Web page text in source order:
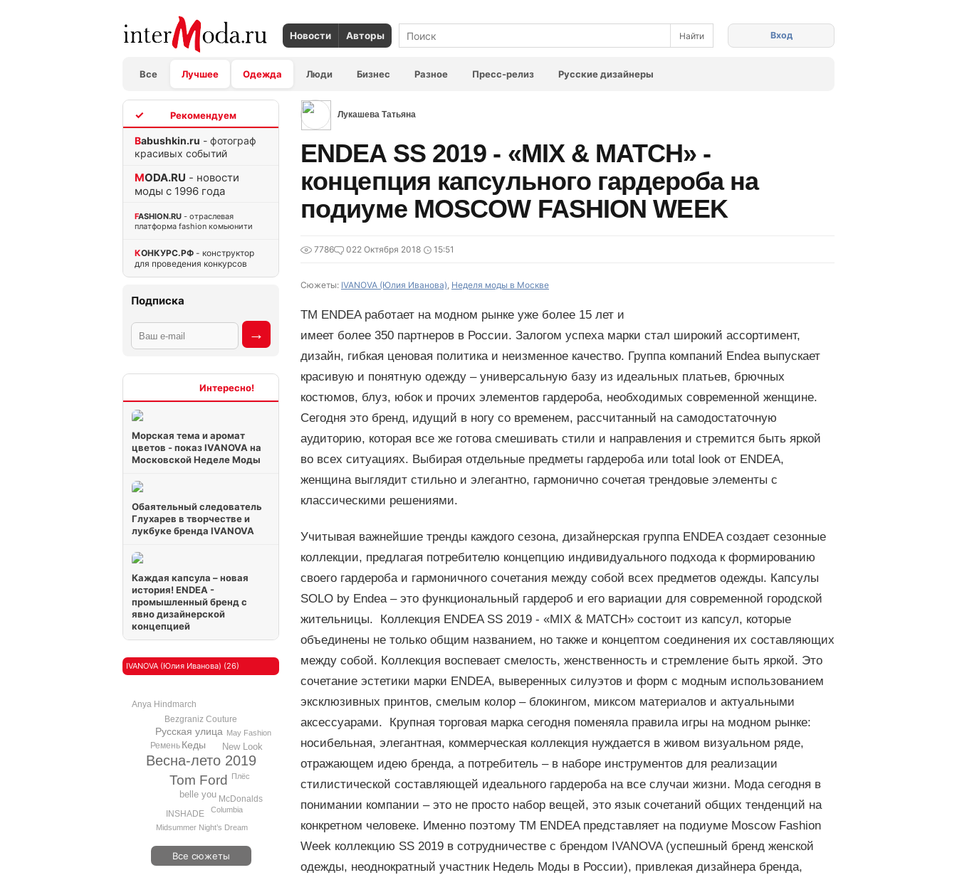
Новости Авторы
Все Лучшее Одежда Люди Бизнес Разное Пресс-релиз Русские дизайнеры
Вход
Babushkin.ru - фотограф
красивых событий
MODA.RU - новости
моды с 1996 года
FASHION.RU - отраслевая
платформа fashion комьюнити
КОНКУРС.РФ - конструктор
для проведения конкурсов
Подписка
Морская тема и аромат
цветов - показ IVANOVA на
Московской Неделе Моды
Обаятельный следователь
Глухарев в творчестве и
лукбуке бренда IVANOVA
Каждая капсула – новая
история! ENDEA -
промышленный бренд с
явно дизайнерской
концепцией
IVANOVA (Юлия Иванова) (26)
Весна-лето 2019
Tom Ford
Кеды
Русская улица
belle you
New Look
Bezgraniz Couture
Ремень
INSHADE
Anya Hindmarch
McDonalds
Midsummer Night’s Dream
May Fashion
Columbia
Плёс
Все сюжеты
Лукашева Татьяна
ENDEA SS 2019 - «MIX & MATCH» -
концепция капсульного гардероба на
подиуме MOSCOW FASHION WEEK
7786 022 Октября 2018 15:51
Сюжеты: IVANOVA (Юлия Иванова), Неделя моды в Москве
ТМ ENDEA работает на модном рынке уже более 15 лет и
имеет более 350 партнеров в России. Залогом успеха марки стал широкий ассортимент,
дизайн, гибкая ценовая политика и неизменное качество. Группа компаний Endea выпускает
красивую и понятную одежду – универсальную базу из идеальных платьев, брючных
костюмов, блуз, юбок и прочих элементов гардероба, необходимых современной женщине.
Сегодня это бренд, идущий в ногу со временем, рассчитанный на самодостаточную
аудиторию, которая все же готова смешивать стили и направления и стремится быть яркой
во всех ситуациях. Выбирая отдельные предметы гардероба или total look от ENDEA,
женщина выглядит стильно и элегантно, гармонично сочетая трендовые элементы с
классическими решениями.
Учитывая важнейшие тренды каждого сезона, дизайнерская группа ENDEA создает сезонные
коллекции, предлагая потребителю концепцию индивидуального подхода к формированию
своего гардероба и гармоничного сочетания между собой всех предметов одежды. Капсулы
SOLO by Endea – это функциональный гардероб и его вариации для современной городской
жительницы. Коллекция ENDEA SS 2019 - «MIX & MATCH» состоит из капсул, которые
объединены не только общим названием, но также и концептом соединения их составляющих
между собой. Коллекция воспевает смелость, женственность и стремление быть яркой. Это
сочетание эстетики марки ENDEA, выверенных силуэтов и форм с модным использованием
эксклюзивных принтов, смелым колор – блокингом, миксом материалов и актуальными
аксессуарами. Крупная торговая марка сегодня поменяла правила игры на модном рынке:
носибельная, элегантная, коммерческая коллекция нуждается в живом визуальном ряде,
отражающем идею бренда, а потребитель – в наборе инструментов для реализации
стилистической составляющей идеального гардероба на все случаи жизни. Мода сегодня в
понимании компании – это не просто набор вещей, это язык сочетаний общих тенденций на
конкретном человеке. Именно поэтому ТМ ENDEA представляет на подиуме Moscow Fashion
Week коллекцию SS 2019 в сотрудничестве с брендом IVANOVA (успешный бренд женской
одежды, неоднократный участник Недель Моды в России), привлекая дизайнера бренда,